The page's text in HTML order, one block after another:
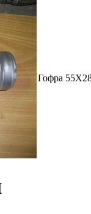
Гофра